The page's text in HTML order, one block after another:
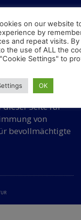
Seiten, wenn
10715 Berlin.
einer
dieser Seite für
von
bevollmächtigte
on our website
by
and repeat visits. By
the use of ALL the
Settings" to
OK